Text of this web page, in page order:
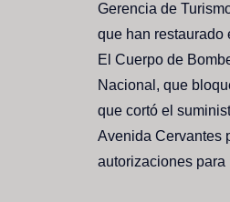
Gerencia de
que han restaurado
El Cuerpo de
Nacional, que
que cortó el
Avenida Cervantes
autorizaciones para